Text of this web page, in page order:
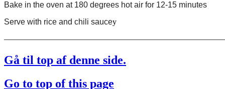
Bake in the oven at 180 degrees hot air for 12-15 minutes
Serve with rice and chili saucey
Gå til top af denne side.
Go to top of this page